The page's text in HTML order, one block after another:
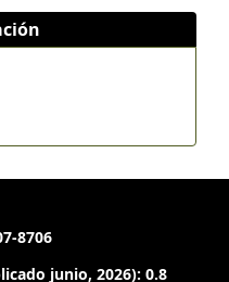
8706
junio, 2026): 0.8